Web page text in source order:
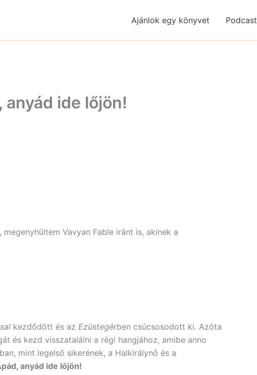
Ajánlok egy könyvet Podcast
anyád ide lőjön!
megenyhültem Vavyan Fable iránt is, akinek a
kezdődött és az Ezüstegérben csúcsosodott ki. Azóta
és kezd visszatalálni a régi hangjához, amibe anno
mint legelső sikerének, a Halkirálynő és a
anyád ide lőjön!